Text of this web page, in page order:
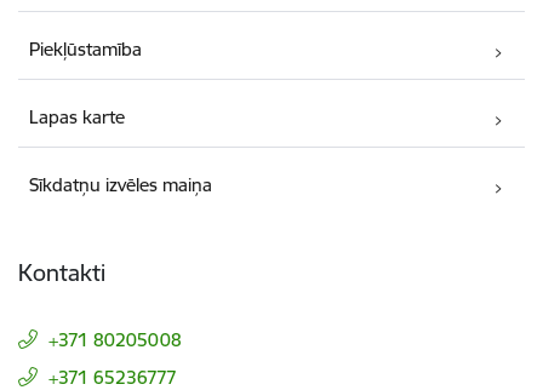
Piekļūstamība
Lapas karte
Sīkdatņu izvēles maiņa
Kontakti
+371 80205008
+371 65236777